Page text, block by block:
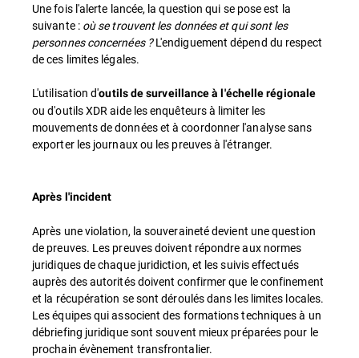
Une fois l'alerte lancée, la question qui se pose est la
suivante : où se trouvent les données et qui sont les
personnes concernées ?L'endiguement dépend du respect
de ces limites légales.
L'utilisation d'outils de surveillance à l'échelle régionale
ou d'outils XDR aide les enquêteurs à limiter les
mouvements de données et à coordonner l'analyse sans
exporter les journaux ou les preuves à l'étranger.
Après l'incident
Après une violation, la souveraineté devient une question
de preuves. Les preuves doivent répondre aux normes
juridiques de chaque juridiction, et les suivis effectués
auprès des autorités doivent confirmer que le confinement
et la récupération se sont déroulés dans les limites locales.
Les équipes qui associent des formations techniques à un
débriefing juridique sont souvent mieux préparées pour le
prochain évènement transfrontalier.